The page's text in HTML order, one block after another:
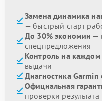
Замена динамика
— быстрый старт
До 30% экономии —
спецпредложения
Контроль на каждом
выдачи
Диагностика Garmin
Официальная
проверки результата